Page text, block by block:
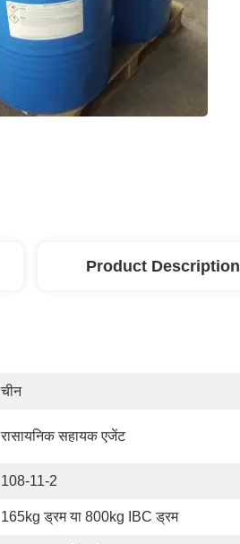
Product Description
चीन
रासायनिक सहायक एजेंट
108-11-2
165kg ड्रम या 800kg IBC ड्रम